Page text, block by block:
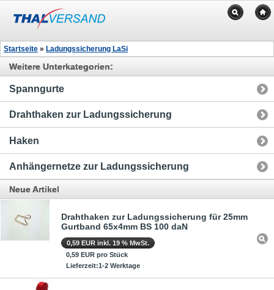
Startseite » Ladungssicherung LaSi
Weitere Unterkategorien:
Spanngurte
Drahthaken zur Ladungssicherung
Haken
Anhängernetze zur Ladungssicherung
Neue Artikel
Drahthaken zur Ladungssicherung für 25mm
Gurtband 65x4mm BS 100 daN
0,59 EUR inkl. 19 % MwSt.
0,59 EUR pro Stück
Lieferzeit:1-2 Werktage